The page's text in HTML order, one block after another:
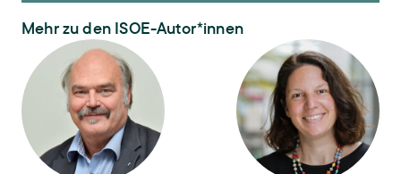
Mehr zu den ISOE-Autor*innen
Dr. Engelbert Schramm Dr.-Ing. Martina Winker